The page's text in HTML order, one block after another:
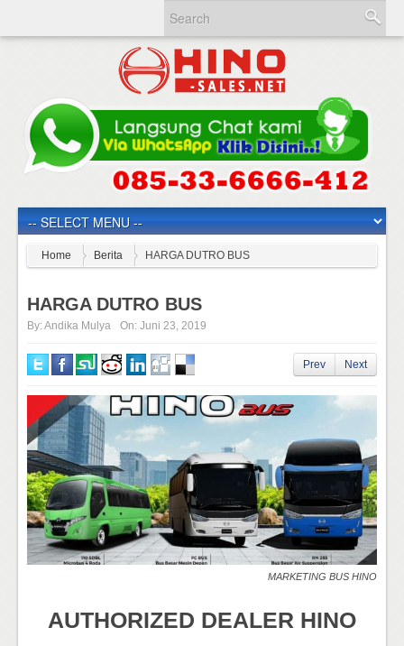
Home Berita HARGA DUTRO BUS
HARGA DUTRO BUS
By:Andika Mulya On: Juni 23, 2019
Prev Next
MARKETING BUS HINO
AUTHORIZED DEALER HINO